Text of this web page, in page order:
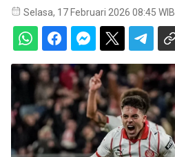
Selasa, 17 Februari 2026 08:45 WIB